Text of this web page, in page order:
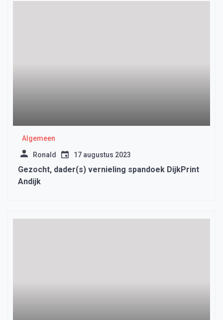
Algemeen
Ronald 17 augustus 2023
Gezocht, dader(s) vernieling spandoek DijkPrint
Andijk